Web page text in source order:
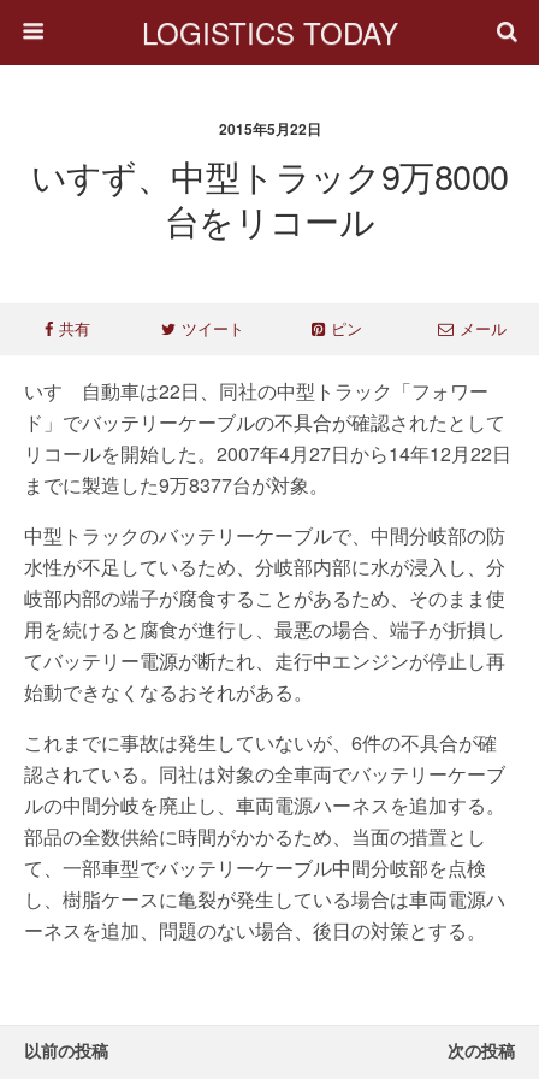
LOGISTICS TODAY
2015年5月22日
いすず、中型トラック9万8000
台をリコール
共有 ツイート ピン メール
いすゞ自動車は22日、同社の中型トラック「フォワー
ド」でバッテリーケーブルの不具合が確認されたとして
リコールを開始した。2007年4月27日から14年12月22日
までに製造した9万8377台が対象。
中型トラックのバッテリーケーブルで、中間分岐部の防
水性が不足しているため、分岐部内部に水が浸入し、分
岐部内部の端子が腐食することがあるため、そのまま使
用を続けると腐食が進行し、最悪の場合、端子が折損し
てバッテリー電源が断たれ、走行中エンジンが停止し再
始動できなくなるおそれがある。
これまでに事故は発生していないが、6件の不具合が確
認されている。同社は対象の全車両でバッテリーケーブ
ルの中間分岐を廃止し、車両電源ハーネスを追加する。
部品の全数供給に時間がかかるため、当面の措置とし
て、一部車型でバッテリーケーブル中間分岐部を点検
し、樹脂ケースに亀裂が発生している場合は車両電源ハ
ーネスを追加、問題のない場合、後日の対策とする。
以前の投稿 次の投稿